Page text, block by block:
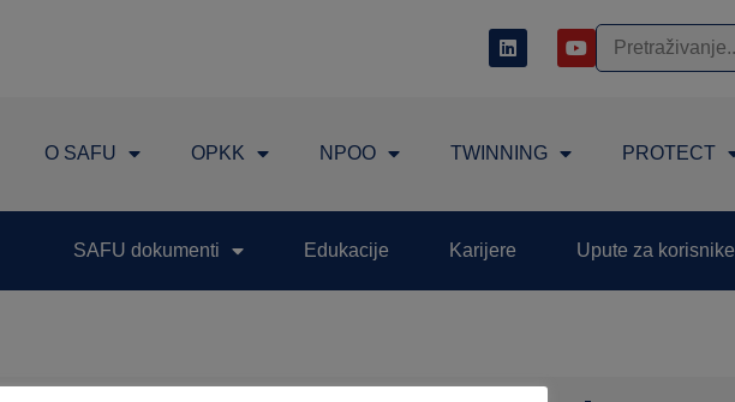
O SAFU OPKK NPOO TWINNING PROTECT
SAFU dokumenti Edukacije Karijere Upute za korisnike